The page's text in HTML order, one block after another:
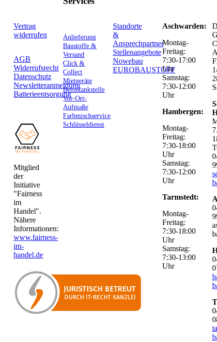
Vertrag
widerrufen
AGB
Widerrufsrecht
Datenschutz
Newsletteranmeldung
Batterieentsorgung
Mitglied
der
Initiative
"Fairness
im
Handel".
Nähere
Informationen:
www.fairness-
im-
handel.de
Anlieferung
Baustoffe &
Versand
Click &
Collect
Mietgeräte
Betontankstelle
Vor-Ort-
Aufmaße
Farbmischservice
Schlüsseldienst
Standorte
&
Ansprechpartner
Stellenangebote
Nowebau
EUROBAUSTOFF
Aschwarden:
Montag-
Freitag:
7:30-17:00
Uhr
Samstag:
7:30-12:00
Uhr
Hambergen:
Montag-
Freitag:
7:30-18:00
Uhr
Samstag:
7:30-12:00
Uhr
Tarmstedt:
Montag-
Freitag:
7:30-18:00
Uhr
Samstag:
7:30-13:00
Uhr